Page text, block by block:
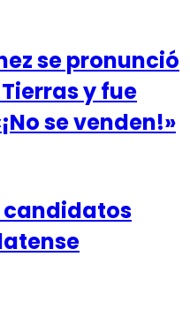
se pronunció
y fue
se venden!»
candidatos